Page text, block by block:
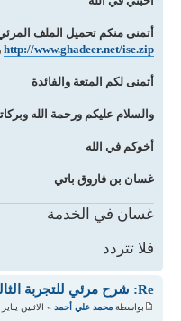
أتمنى منكم تحميل الملف المرئي
http://www.ghadeer.net/ise.zip
أتمنى لكم المتعة والفائدة
والسلام عليكم ورحمة الله
أخوكم في الله
غسان بن فاروق باتي
غسان في الخدمة
فلا تتردد
Re: شرح مرئي للتجربة الثالثة
بواسطة محمد علي أحمد » الاثنين يناير 14, 2008 5:30 pm